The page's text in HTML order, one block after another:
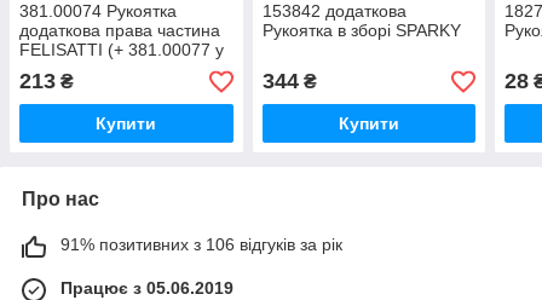
381.00074 Рукоятка
додаткова права частина
FELISATTI (+ 381.00077 у
зборі / ціна на кожний
артикул окрема /
МШ-750Э F86113)
213 ₴
Купити
153842 додаткова
Рукоятка в зборі SPARKY
344₴
Купити
28
Про нас
91% позитивних з 106 відгуків за рік
Працює з 05.06.2019